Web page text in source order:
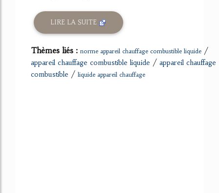
LIRE LA SUITE
Thèmes liés : norme appareil chauffage combustible liquide /
appareil chauffage combustible liquide / appareil chauffage
combustible / liquide appareil chauffage